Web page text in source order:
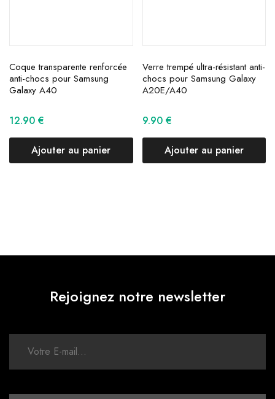
Coque transparente renforcée
anti-chocs pour Samsung
Galaxy A40
12.90 €
Ajouter au panier
Verre trempé ultra-résistant anti-
chocs pour Samsung Galaxy
A20E/A40
9.90 €
Ajouter au panier
Rejoignez notre newsletter